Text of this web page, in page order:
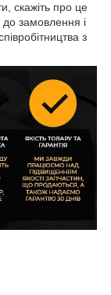
скажіть про це
замовлення і
з